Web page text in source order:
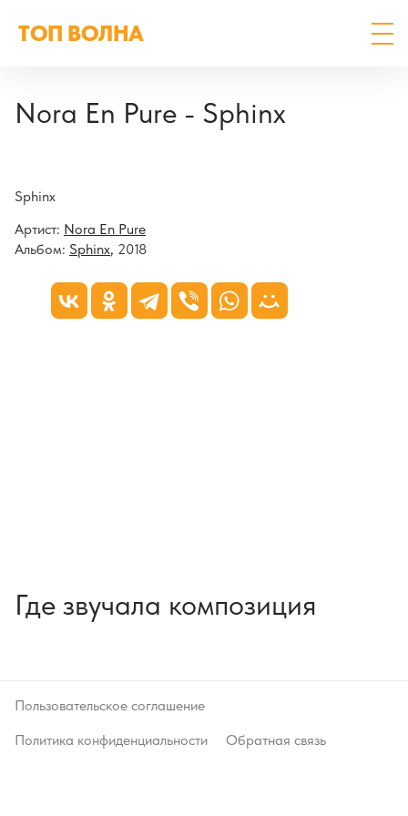
ТОП ВОЛНА
Nora En Pure - Sphinx
Sphinx
Артист: Nora En Pure
Альбом: Sphinx, 2018
Где звучала композиция
Пользовательское соглашение
Политика конфиденциальности
Обратная связь